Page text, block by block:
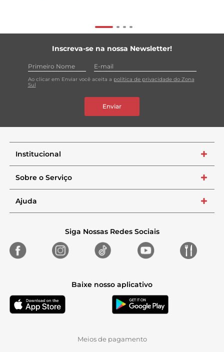
Inscreva-se na nossa Newsletter!
Ao clicar em Enviar você aceita a política de privacidade do Zona
Sul
Enviar
Institucional +
Sobre o Serviço +
Ajuda +
Siga Nossas Redes Sociais
Baixe nosso aplicativo
Meios de pagamento